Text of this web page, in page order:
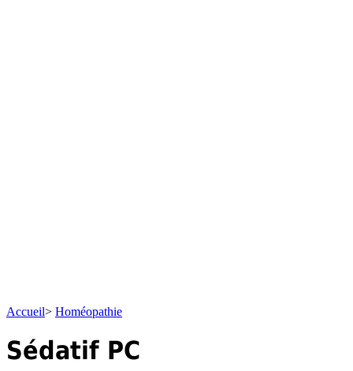
Accueil> Homéopathie
Sédatif PC